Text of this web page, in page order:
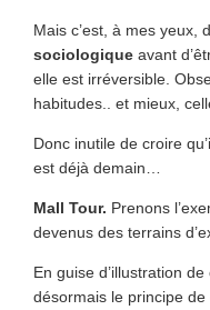
Mais c’est, à mes yeux,
sociologique avant
elle est irréversible.
habitudes.. et mieux,
Donc inutile de croire
est déjà demain…
Mall Tour. Prenons
devenus des terrains
En guise d’illustration
désormais le principe